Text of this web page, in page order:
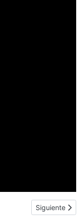
Artículo
Siguiente